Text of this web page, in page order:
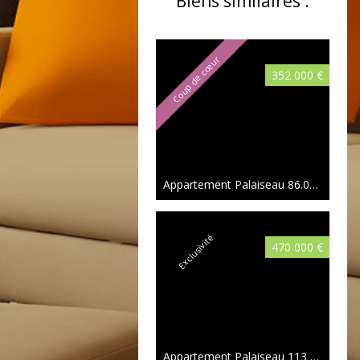
Coup de cœur 352 000 €
Appartement Palaiseau 86.08 m²
Exclusivité 470 000 €
Appartement Palaiseau 113 m²